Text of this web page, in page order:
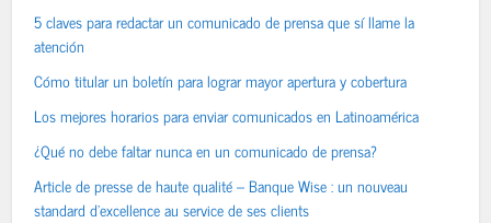
5 claves para redactar un comunicado de prensa que sí llame la
atención
Cómo titular un boletín para lograr mayor apertura y cobertura
Los mejores horarios para enviar comunicados en Latinoamérica
¿Qué no debe faltar nunca en un comunicado de prensa?
Article de presse de haute qualité – Banque Wise : un nouveau
standard d’excellence au service de ses clients